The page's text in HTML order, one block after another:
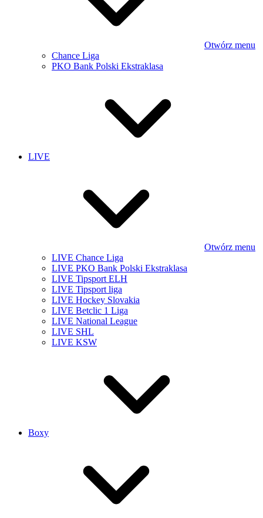
Otwórz menu
Chance Liga
PKO Bank Polski Ekstraklasa
LIVE
Otwórz menu
LIVE Chance Liga
LIVE PKO Bank Polski Ekstraklasa
LIVE Tipsport ELH
LIVE Tipsport liga
LIVE Hockey Slovakia
LIVE Betclic 1 Liga
LIVE National League
LIVE SHL
LIVE KSW
Boxy